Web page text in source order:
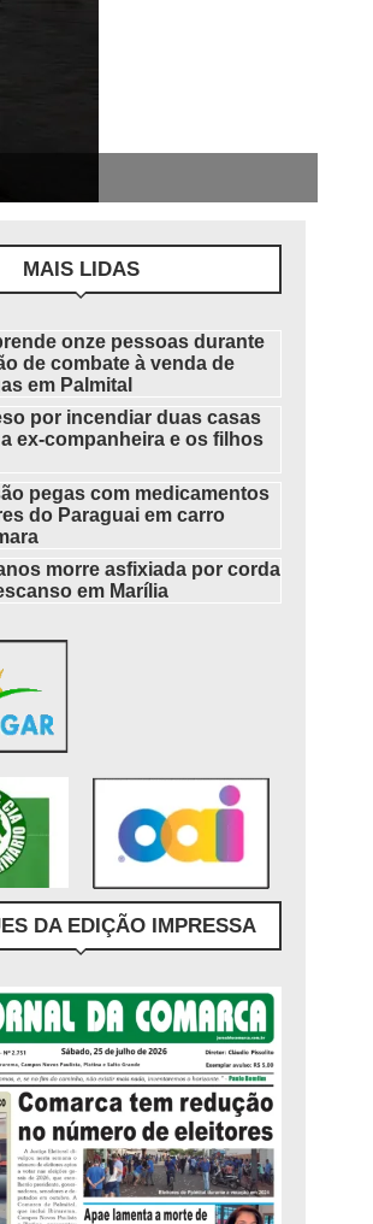
MAIS LIDAS
onze pessoas durante
de combate à venda de
em Palmital
por incendiar duas casas
ex-companheira e os filhos
pegas com medicamentos
do Paraguai em carro
morre asfixiada por corda
em Marília
DA EDIÇÃO IMPRESSA